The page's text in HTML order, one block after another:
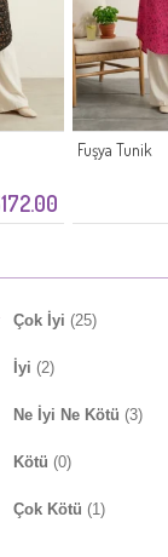
Fuşya Tunik
Çok İyi (25)
İyi (2)
Ne İyi Ne Kötü (3)
Kötü (0)
Çok Kötü (1)